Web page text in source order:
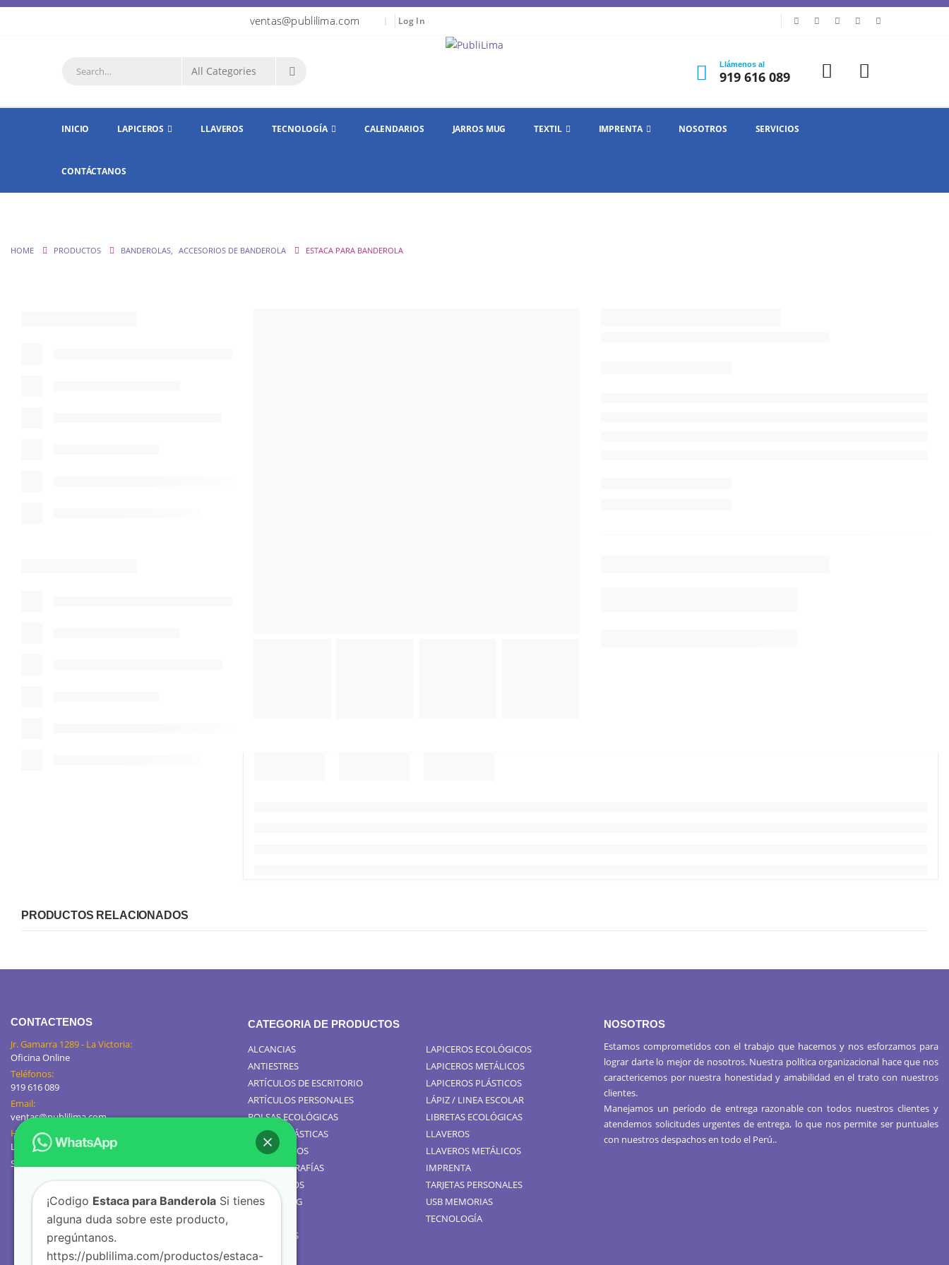
ventas@publilima.com | Log In
Llámenos al
919 616 089
INICIO LAPICEROS LLAVEROS TECNOLOGÍA CALENDARIOS JARROS MUG TEXTIL IMPRENTA NOSOTROS SERVICIOS
CONTÁCTANOS
HOME PRODUCTOS BANDEROLAS, ACCESORIOS DE BANDEROLA ESTACA PARA BANDEROLA
PRODUCTOS RELACIONADOS
CONTACTENOS
Jr. Gamarra 1289 - La Victoria:
Oficina Online
Teléfonos:
919 616 089
Email:
ventas@publilima.com
Horario de Atención:
Lunes a Viernes / 9:00 AM - 8:00 PM
Sábados de 8am a 1pm
CATEGORIA DE PRODUCTOS
ALCANCIAS
ANTIESTRES
ARTÍCULOS DE ESCRITORIO
ARTÍCULOS PERSONALES
BOLSAS ECOLÓGICAS
BOLSAS PLÁSTICAS
CALENDARIOS
GIGANTOGRAFÍAS
TOMATODOS
JARROS MUG
GOLOSINAS
LAPICEROS ECOLÓGICOS
LAPICEROS METÁLICOS
LAPICEROS PLÁSTICOS
LÁPIZ / LINEA ESCOLAR
LIBRETAS ECOLÓGICAS
LLAVEROS
LLAVEROS METÁLICOS
IMPRENTA
TARJETAS PERSONALES
USB MEMORIAS
TECNOLOGÍA
NOSOTROS
Estamos comprometidos con el trabajo que hacemos y nos esforzamos para
lograr darte lo mejor de nosotros. Nuestra política organizacional hace que nos
caractericemos por nuestra honestidad y amabilidad en el trato con nuestros
clientes.
Manejamos un período de entrega razonable con todos nuestros clientes y
atendemos solicitudes urgentes de entrega, lo que nos permite ser puntuales
con nuestros despachos en todo el Perú..
¡Codigo Estaca para Banderola Si tienes
alguna duda sobre este producto,
pregúntanos.
https://publilima.com/productos/estaca-